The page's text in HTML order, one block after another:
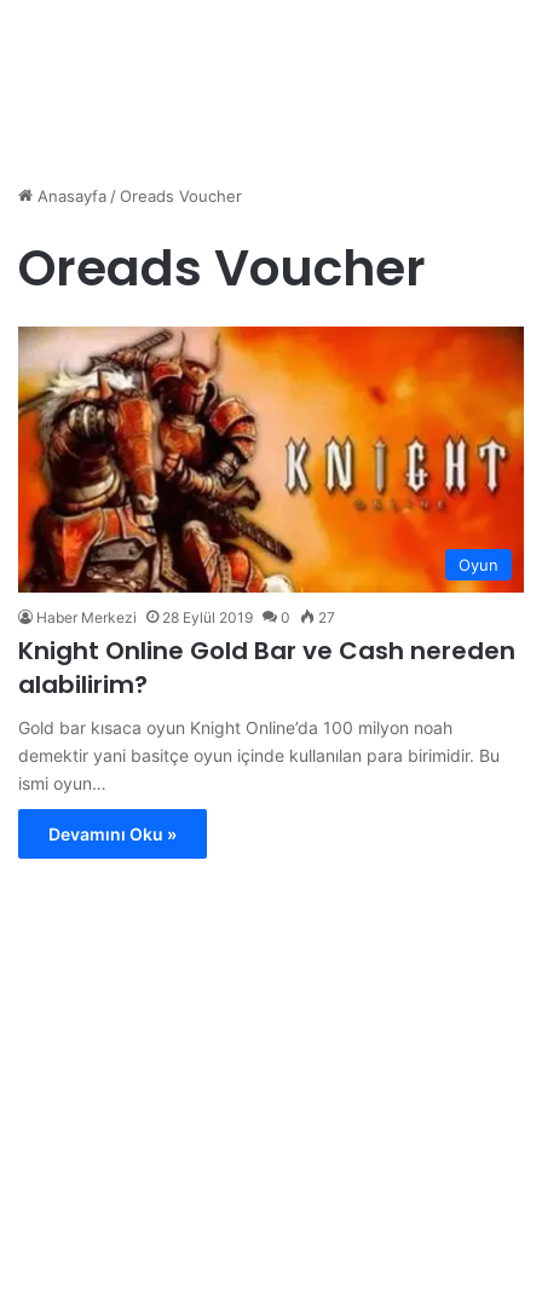
Anasayfa/Oreads Voucher
Oreads Voucher
Oyun
Haber Merkezi 28 Eylül 2019 0 27
Knight Online Gold Bar ve Cash nereden
alabilirim?
Gold bar kısaca oyun Knight Online’da 100 milyon noah
demektir yani basitçe oyun içinde kullanılan para birimidir. Bu
ismi oyun…
Devamını Oku »